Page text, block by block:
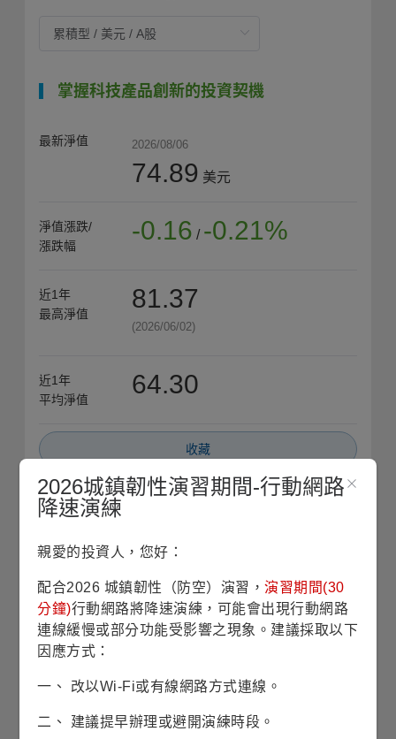
掌握科技產品創新的投資契機
最新淨值 2026/08/06
74.89 美元
淨值漲跌/
漲跌幅
-0.16 / -0.21%
近1年
最高淨值
81.37
(2026/06/02)
近1年
平均淨值
64.30
收藏
單筆申購
定期定額
銷售機構查詢
2026城鎮韌性演習期間-行動網路
降速演練
親愛的投資人，您好：
配合2026 城鎮韌性（防空）演習，演習期間(30
分鐘)行動網路將降速演練，可能會出現行動網路
連線緩慢或部分功能受影響之現象。建議採取以下
因應方式：
一、 改以Wi-Fi或有線網路方式連線。
二、 建議提早辦理或避開演練時段。